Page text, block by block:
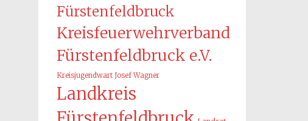
Fürstenfeldbruck
Kreisfeuerwehrverband
Fürstenfeldbruck e.V.
Kreisjugendwart Josef Wagner
Landkreis